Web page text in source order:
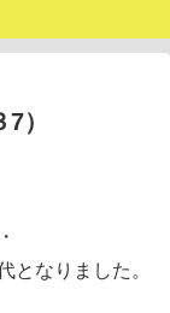
）
となりました。